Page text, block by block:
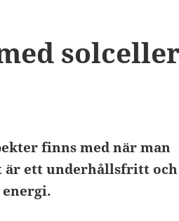
finns med när man
är ett underhållsfritt och